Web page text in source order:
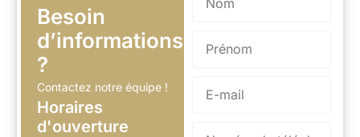
Besoin
d’informations
?
Contactez notre équipe !
Horaires
d'ouverture​